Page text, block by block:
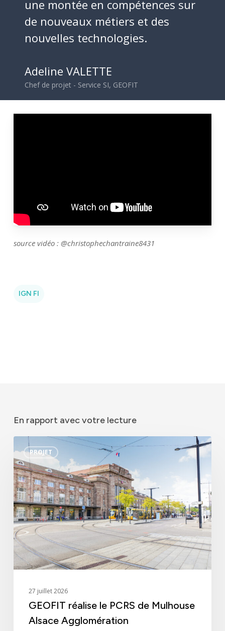
une montée en compétences sur
de nouveaux métiers et des
nouvelles technologies.
Adeline VALETTE
Chef de projet - Service SI, GEOFIT
source vidéo : @christophechantraine8431
IGN FI
En rapport avec votre lecture
PROJET
GEOFIT
réalise
le
PCRS
de
Mulhouse
Alsace
Agglomération
27 juillet 2026
GEOFIT réalise le PCRS de Mulhouse
Alsace Agglomération
Filiales
Engagements
Nous rejoindre
Innovation